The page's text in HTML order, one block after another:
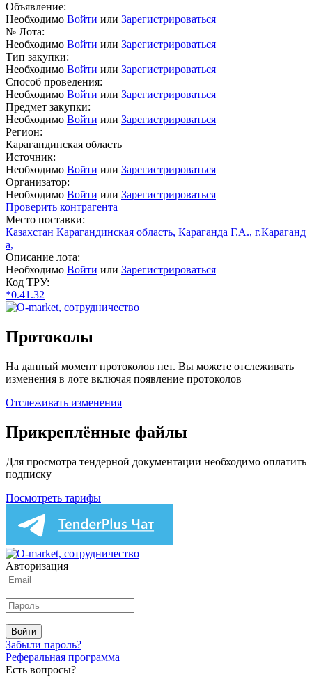
Объявление:
Необходимо Войти или Зарегистрироваться
№ Лота:
Необходимо Войти или Зарегистрироваться
Тип закупки:
Необходимо Войти или Зарегистрироваться
Способ проведения:
Необходимо Войти или Зарегистрироваться
Предмет закупки:
Необходимо Войти или Зарегистрироваться
Регион:
Карагандинская область
Источник:
Необходимо Войти или Зарегистрироваться
Организатор:
Необходимо Войти или Зарегистрироваться
Проверить контрагента
Место поставки:
Казахстан Карагандинская область, Караганда Г.А., г.Караганд
а,
Описание лота:
Необходимо Войти или Зарегистрироваться
Код ТРУ:
*0.41.32
Протоколы
На данный момент протоколов нет. Вы можете отслеживать
изменения в лоте включая появление протоколов
Отслеживать изменения
Прикреплённые файлы
Для просмотра тендерной документации необходимо оплатить
подписку
Посмотреть тарифы
Авторизация
Войти
Забыли пароль?
Реферальная программа
Есть вопросы?